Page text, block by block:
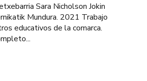
Sara Nicholson Jokin
Mundura. 2021 Trabajo
educativos de la comarca.